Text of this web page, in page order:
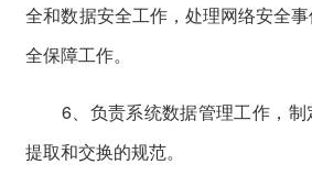
全和数据安全工作， 处理网络安全
全保障工作。
6、负责系统数据管理工作，制
提取和交换的规范。